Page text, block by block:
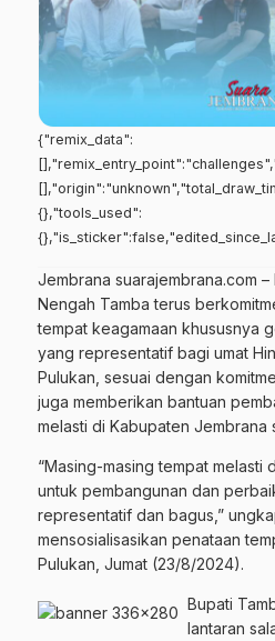
{"remix_data":
{},"tools_used":
Jembrana suarajembrana.com –
Nengah Tamba terus
tempat keagamaan khususnya
yang representatif bagi umat
Pulukan, sesuai dengan
juga memberikan bantuan
melasti di Kabupaten Jembrana
“Masing-masing tempat melasti
untuk pembangunan dan
representatif dan bagus,”
mensosialisasikan penataan
Pulukan, Jumat (23/8/2024).
Bupati
lantaran